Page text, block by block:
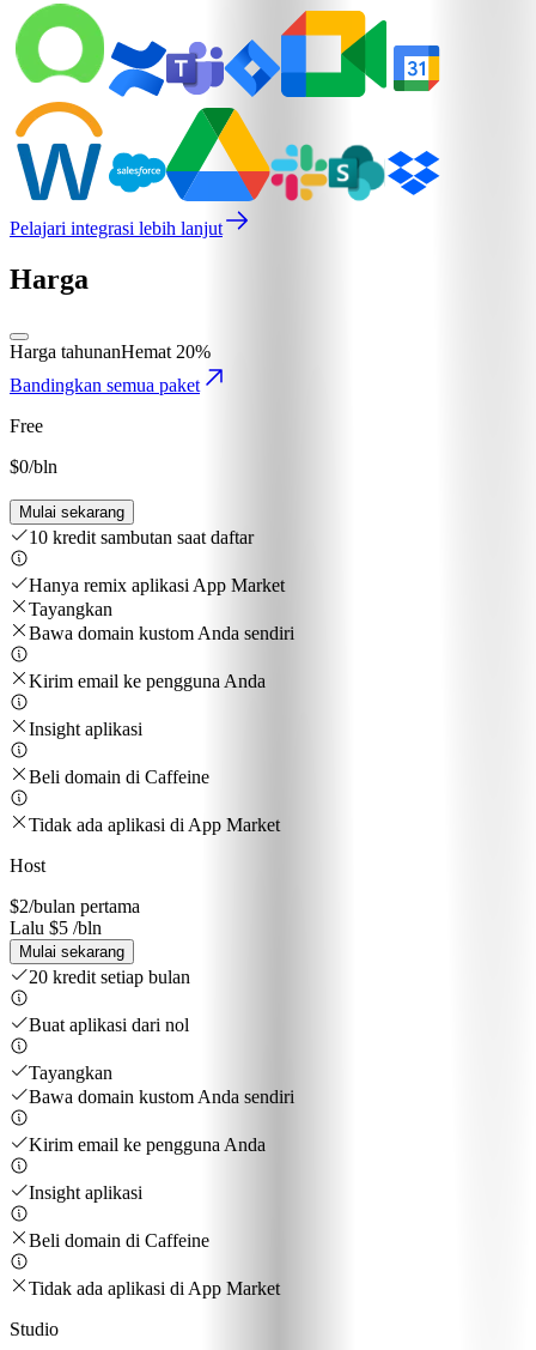
Pelajari integrasi lebih lanjut
Harga
Harga tahunanHemat 20%
Bandingkan semua paket
Free
$0/bln
Mulai sekarang
10 kredit sambutan saat daftar
Hanya remix aplikasi App Market
Tayangkan
Bawa domain kustom Anda sendiri
Kirim email ke pengguna Anda
Insight aplikasi
Beli domain di Caffeine
Tidak ada aplikasi di App Market
Host
$2/bulan pertama
Lalu $5 /bln
Mulai sekarang
20 kredit setiap bulan
Buat aplikasi dari nol
Tayangkan
Bawa domain kustom Anda sendiri
Kirim email ke pengguna Anda
Insight aplikasi
Beli domain di Caffeine
Tidak ada aplikasi di App Market
Studio